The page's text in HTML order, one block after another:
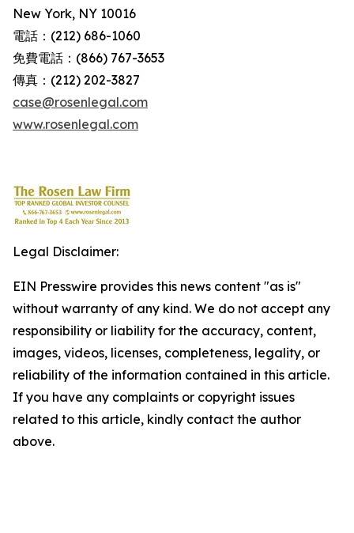
New York, NY 10016
電話：(212) 686-1060
免費電話：(866) 767-3653
傳真：(212) 202-3827
case@rosenlegal.com
www.rosenlegal.com
Legal Disclaimer:
EIN Presswire provides this news content "as is"
without warranty of any kind. We do not accept any
responsibility or liability for the accuracy, content,
images, videos, licenses, completeness, legality, or
reliability of the information contained in this article.
If you have any complaints or copyright issues
related to this article, kindly contact the author
above.